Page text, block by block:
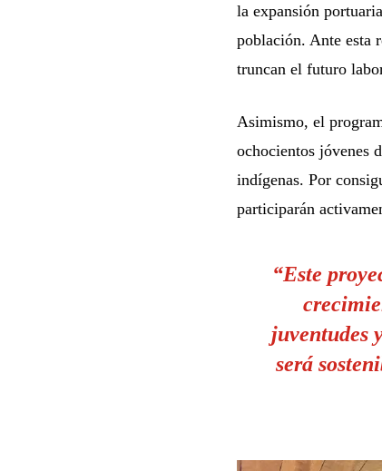
la expansión
población. Ante esta
truncan el futuro
Asimismo, el
ochocientos jóvenes
indígenas. Por
participarán
“Este
juventudes
será